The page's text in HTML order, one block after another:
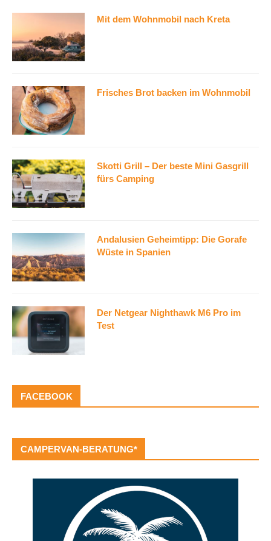
Mit dem Wohnmobil nach Kreta
Frisches Brot backen im Wohnmobil
Skotti Grill – Der beste Mini Gasgrill
fürs Camping
Andalusien Geheimtipp: Die Gorafe
Wüste in Spanien
Der Netgear Nighthawk M6 Pro im
Test
FACEBOOK
CAMPERVAN-BERATUNG*